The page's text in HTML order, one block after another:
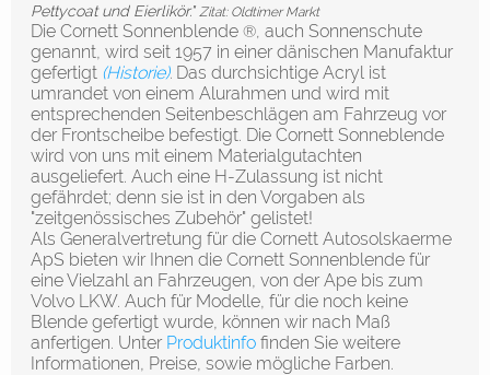
Pettycoat und Eierlikör." Zitat: Oldtimer Markt
Die Cornett Sonnenblende ®, auch Sonnenschute
genannt, wird seit 1957 in einer dänischen Manufaktur
gefertigt (Historie). Das durchsichtige Acryl ist
umrandet von einem Alurahmen und wird mit
entsprechenden Seitenbeschlägen am Fahrzeug vor
der Frontscheibe befestigt. Die Cornett Sonneblende
wird von uns mit einem Materialgutachten
ausgeliefert. Auch eine H-Zulassung ist nicht
gefährdet; denn sie ist in den Vorgaben als
"zeitgenössisches Zubehör" gelistet!
Als Generalvertretung für die Cornett Autosolskaerme
ApS bieten wir Ihnen die Cornett Sonnenblende für
eine Vielzahl an Fahrzeugen, von der Ape bis zum
Volvo LKW. Auch für Modelle, für die noch keine
Blende gefertigt wurde, können wir nach Maß
anfertigen. Unter Produktinfo finden Sie weitere
Informationen, Preise, sowie mögliche Farben.